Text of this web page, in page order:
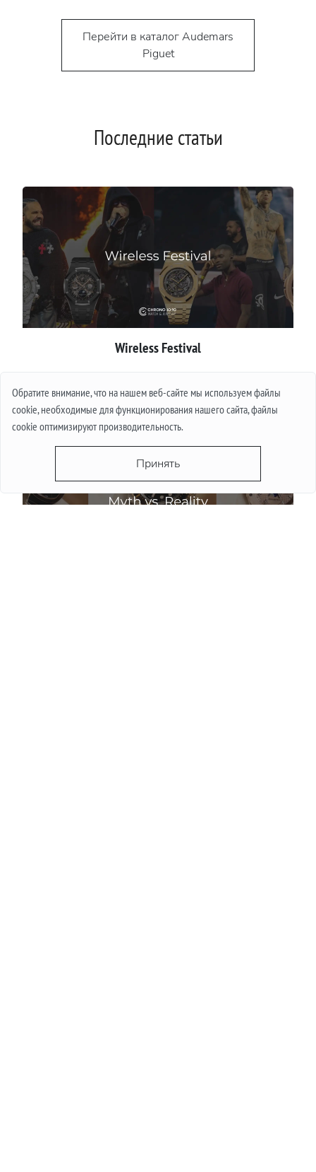
Обратите внимание, что на нашем веб-сайте мы используем файлы
cookie, необходимые для функционирования нашего сайта, файлы
cookie оптимизируют производительность.
Принять
Перейти в каталог Audemars
Piguet
Последние статьи
Wireless Festival
Подробнее